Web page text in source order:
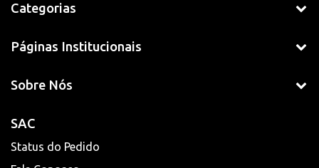
Categorias
Páginas Institucionais
Sobre Nós
SAC
Status do Pedido